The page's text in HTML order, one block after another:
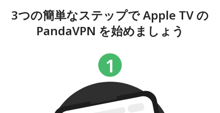
3つの簡単なステップで Apple TV の
PandaVPN を始めましょう